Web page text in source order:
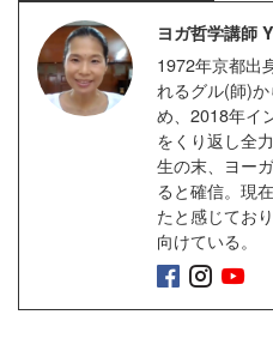
ヨガ哲学講師
1972年京都出
れるグル(師)
め、2018年イ
をくり返し全
生の末、ヨー
ると確信。現
たと感じてお
向けている。